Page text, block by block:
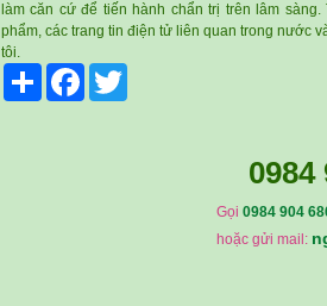
làm căn cứ để tiến hành chẩn trị trên lâm
phẩm, các trang tin điện tử liên quan trong nước
tôi.
Share
Facebook
0984
Gọi 0984 904
hoặc gửi mail: